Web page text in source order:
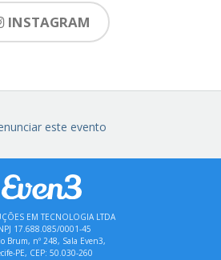
INSTAGRAM
este evento
EM TECNOLOGIA LTDA
17.688.085/0001-45
Brum, nº 248, Sala Even3,
PE, CEP: 50.030-260